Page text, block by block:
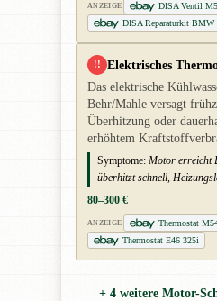
ANZEIGE
DISA Ventil
DISA Reparaturkit BMW
!! Elektrisches
Das elektrische
Behr/Mahle versagt
Überhitzung oder
erhöhtem
Symptome: Motor erreicht
überhitzt schnell,
80–300 €
ANZEIGE
Thermostat
Thermostat E46 325i
+ 4 weitere Motor-